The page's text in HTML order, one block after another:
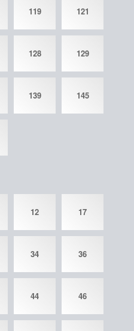
119 121
128 129
139 145
12 17
34 36
44 46